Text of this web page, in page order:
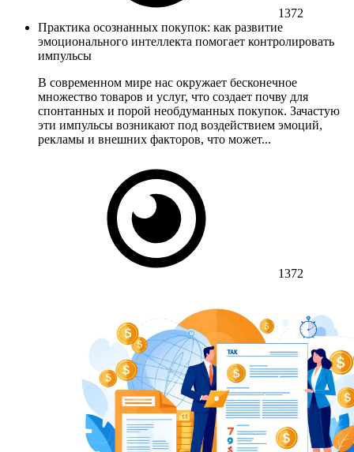
1372
Практика осознанных покупок: как развитие
эмоционального интеллекта помогает контролировать
импульсы
В современном мире нас окружает бесконечное
множество товаров и услуг, что создает почву для
спонтанных и порой необдуманных покупок. Зачастую
эти импульсы возникают под воздействием эмоций,
рекламы и внешних факторов, что может...
1372